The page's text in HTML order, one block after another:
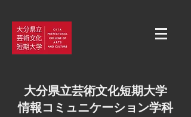
大分県立芸術文化短期大学
情報コミュニケーション学科